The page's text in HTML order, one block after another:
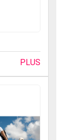
PLUS